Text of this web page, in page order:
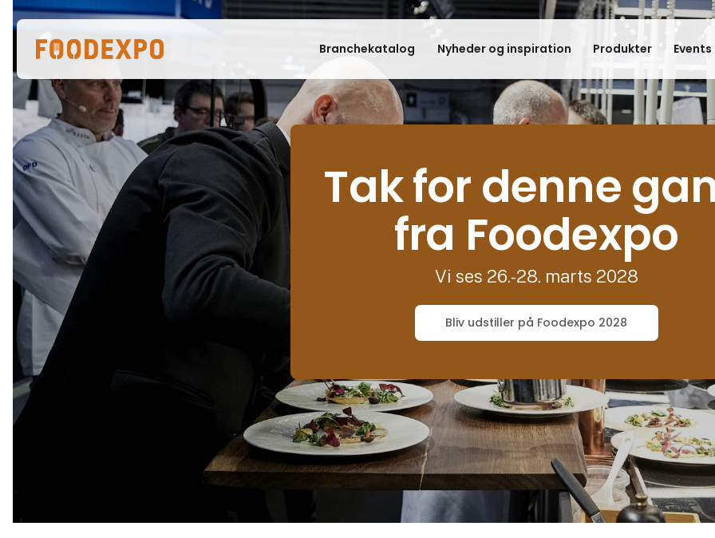
Branchekatalog Nyheder og inspiration Produkter
Tak for denne
fra Foodexpo
Vi ses 26.-28. marts 2028
Bliv udstiller på Foodexpo 2028